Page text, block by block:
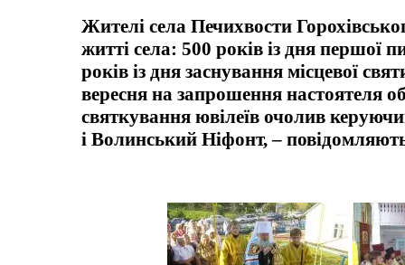
Жителі села Печихвости
житті села: 500 років із дня першої
років із дня заснування місцевої
вересня на запрошення
святкування ювілеїв очолив
і Волинський Ніфонт, –